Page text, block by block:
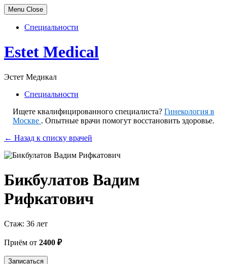
Menu Close
Специальности
Skip
to
Estet Medical
Эстет Медикал
Специальности
Ищете квалифицированного специалиста? Гинекология в
Москве . Опытные врачи помогут восстановить здоровье.
← Назад к списку врачей
Бикбулатов Вадим
Рифкатович
Стаж: 36 лет
Приём от 2400 ₽
Записаться